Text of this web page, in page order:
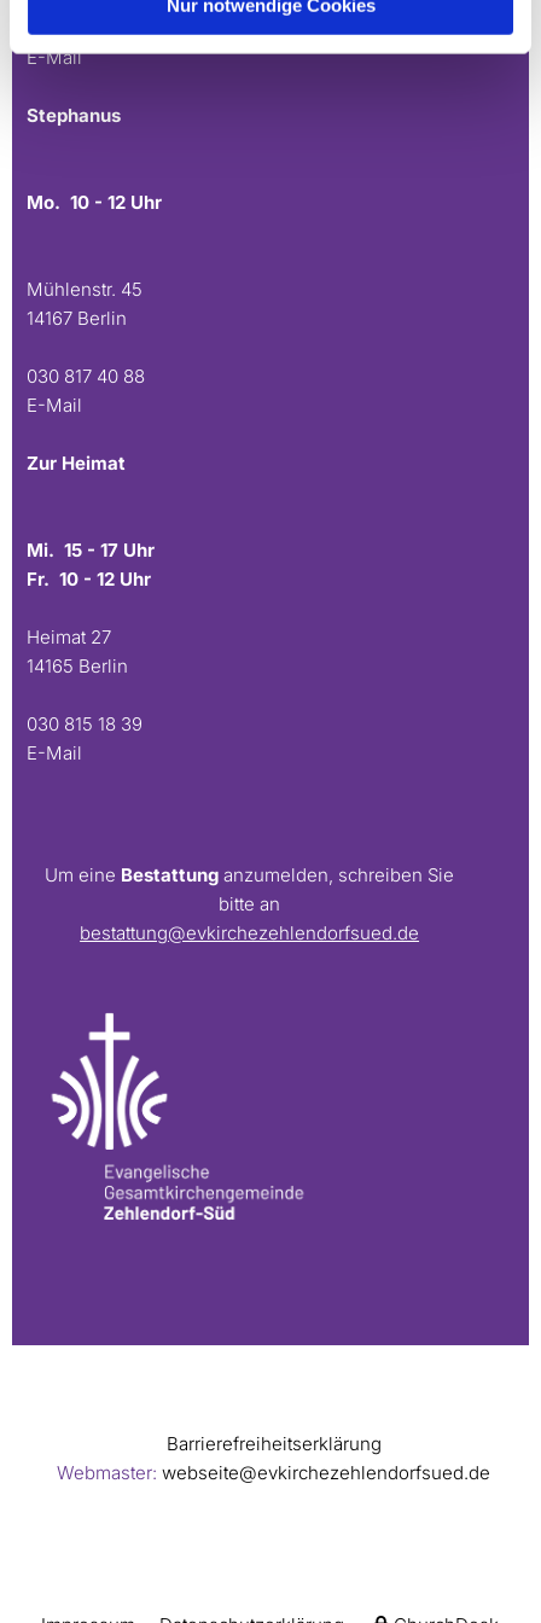
Nur notwendige Cookies
030 815 45 54
E-Mail
Stephanus
Mo. 10 - 12 Uhr
Mühlenstr. 45
14167 Berlin
030 817 40 88
E-Mail
Zur Heimat
Mi. 15 - 17 Uhr
Fr. 10 - 12 Uhr
Heimat 27
14165 Berlin
030 815 18 39
E-Mail
Um eine Bestattung anzumelden, schreiben Sie
bitte an
bestattung@evkirchezehlendorfsued.de
Barrierefreiheitserklärung
Webmaster: webseite@evkirchezehlendorfsued.de